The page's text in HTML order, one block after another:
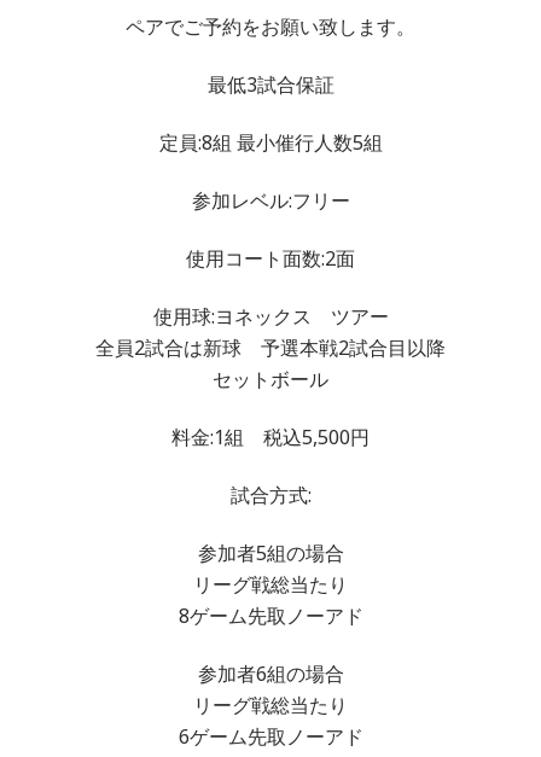
ペアでご予約をお願い致します。
最低3試合保証
定員:8組 最小催行人数5組
参加レベル:フリー
使用コート面数:2面
使用球:ヨネックス ツアー
全員2試合は新球 予選本戦2試合目以降
セットボール
料金:1組 税込5,500円
試合方式:
参加者5組の場合
リーグ戦総当たり
8ゲーム先取ノーアド
参加者6組の場合
リーグ戦総当たり
6ゲーム先取ノーアド